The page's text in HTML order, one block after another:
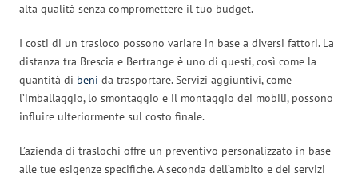
alta qualità senza compromettere il tuo budget.
I costi di un trasloco possono variare in base a diversi fattori. La
distanza tra Brescia e Bertrange è uno di questi, così come la
quantità di beni da trasportare. Servizi aggiuntivi, come
l’imballaggio, lo smontaggio e il montaggio dei mobili, possono
influire ulteriormente sul costo finale.
L’azienda di traslochi offre un preventivo personalizzato in base
alle tue esigenze specifiche. A seconda dell’ambito e dei servizi